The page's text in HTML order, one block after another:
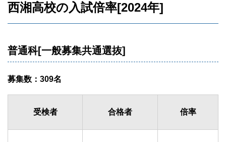
西湘高校の入試倍率[2024年]
普通科[一般募集共通選抜]
募集数：309名
受検者 合格者 倍率